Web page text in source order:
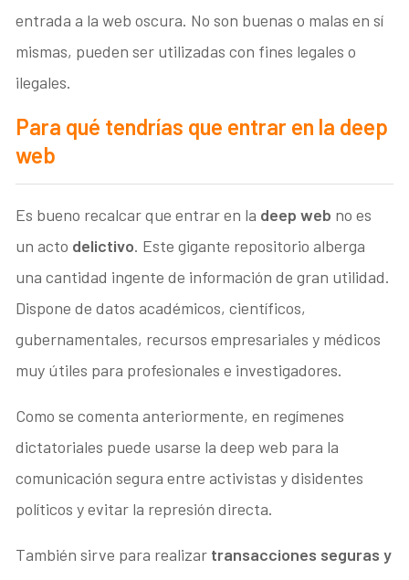
entrada a la web oscura. No son buenas o malas en sí
mismas, pueden ser utilizadas con fines legales o
ilegales.
Para qué tendrías que entrar en la deep
web
Es bueno recalcar que entrar en la deep web no es
un acto delictivo. Este gigante repositorio alberga
una cantidad ingente de información de gran utilidad.
Dispone de datos académicos, científicos,
gubernamentales, recursos empresariales y médicos
muy útiles para profesionales e investigadores.
Como se comenta anteriormente, en regímenes
dictatoriales puede usarse la deep web para la
comunicación segura entre activistas y disidentes
políticos y evitar la represión directa.
También sirve para realizar transacciones seguras y